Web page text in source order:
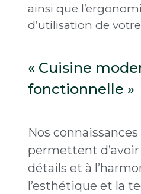
ainsi que
d’utilisation de
« Cuisine
fonctionnelle »
Nos
permettent
détails et à
l’esthétique et la